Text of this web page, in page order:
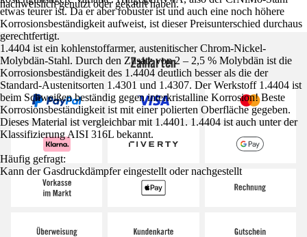
etwas teurer ist. Da er aber robuster ist und auch eine noch höhere
Korrosionsbeständigkeit aufweist, ist dieser Preisunterschied durchaus
gerechtfertigt.
1.4404 ist ein kohlenstoffarmer, austenitischer Chrom-Nickel-
Molybdän-Stahl. Durch den Zusatz von 2 – 2,5 % Molybdän ist die
Korrosionsbeständigkeit des 1.4404 deutlich besser als die der
Standard-Austenitsorten 1.4301 und 1.4307. Der Werkstoff 1.4404 ist
beim Schweißen beständig gegen interkristalline Korrosion! Beste
Korrosionsbeständigkeit ist mit einer polierten Oberfläche gegeben.
Dieses Material ist vergleichbar mit 1.4401. 1.4404 ist auch unter der
Klassifizierung AISI 316L bekannt.
Häufig gefragt:
Kann der Gasdruckdämpfer eingestellt oder nachgestellt
nachweislich genutzt oder gekauft haben.
Zahlarten